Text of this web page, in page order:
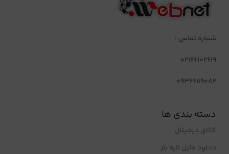
شماره تماس :
02166102619
09366119082
دسته بندی ها
کالای دیجیتال
دانلود فایل لایه باز